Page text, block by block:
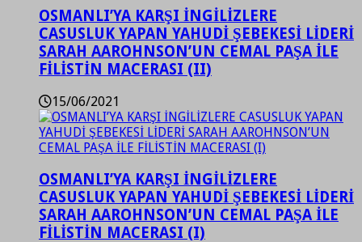
OSMANLI’YA KARŞI İNGİLİZLERE
CASUSLUK YAPAN YAHUDİ ŞEBEKESİ LİDERİ
SARAH AAROHNSON’UN CEMAL PAŞA İLE
FİLİSTİN MACERASI (II)
15/06/2021
OSMANLI’YA KARŞI İNGİLİZLERE
CASUSLUK YAPAN YAHUDİ ŞEBEKESİ LİDERİ
SARAH AAROHNSON’UN CEMAL PAŞA İLE
FİLİSTİN MACERASI (I)